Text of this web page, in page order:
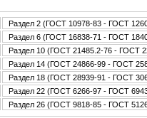
Раздел 2 (ГОСТ 10978-83 - ГОСТ
Раздел 6 (ГОСТ 16838-71 - ГОСТ
Раздел 10 (ГОСТ 21485.2-76 - ГОСТ
Раздел 14 (ГОСТ 24866-99 - ГОСТ
Раздел 18 (ГОСТ 28939-91 - ГОСТ
Раздел 22 (ГОСТ 6266-97 - ГОСТ
Раздел 26 (ГОСТ 9818-85 - ГОСТ